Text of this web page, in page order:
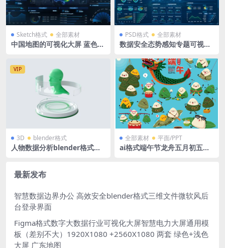
Sketch格式 全部素材
中国地图的可视化大屏 蓝色
PSD格式 全部素材
数据安全态势感知专题可视化
20×1080
VIP
3D blender格式
人物数据分析blender格式浅
全部素材 平面/PPT
ai格式端午节龙舟五月初五粽
最新发布
智慧数据边界办公 高效安全blender格式三维文件微软风后
台登录界面
Figma格式数字大数据行业可视化大屏智慧电力大屏通用模
板（差别不大）1920X1080 +2560X1080 两套 绿色+浅色
大屏 广东地图